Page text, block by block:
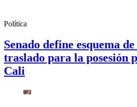
Política
Senado define esquema
traslado para la posesión
Cali